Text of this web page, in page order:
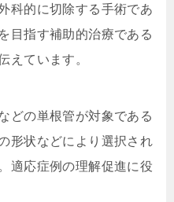
科的に切除する手術であ
目指す補助的治療である
えています。
どの単根管が対象である
形状などにより選択され
適応症例の理解促進に役